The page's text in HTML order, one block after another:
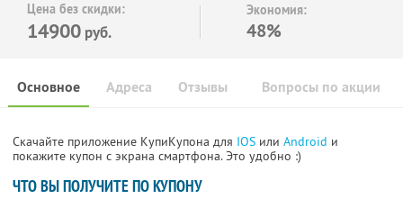
Цена без скидки:
14900 руб.
Экономия:
48%
Основное Отзывы Вопросы по акции
Адреса
Скачайте приложение КупиКупона для IOS или Android и
покажите купон с экрана смартфона. Это удобно :)
ЧТО ВЫ ПОЛУЧИТЕ ПО КУПОНУ